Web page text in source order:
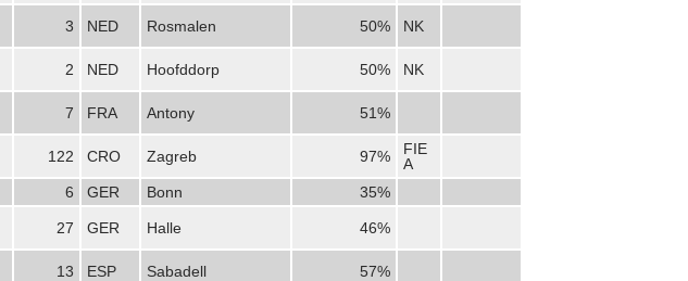
3 NED Rosmalen 50% NK
2 NED Hoofddorp 50% NK
7 FRA Antony 51%
122 CRO Zagreb 97%
FIE
A
6 GER Bonn 35%
27 GER Halle 46%
13 ESP Sabadell 57%